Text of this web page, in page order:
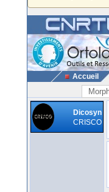
Accueil
Dicosyn
CRISCO